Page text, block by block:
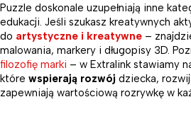
Puzzle doskonale uzupełniają inne
edukacji. Jeśli szukasz kreatywnych
do artystyczne i kreatywne –
malowania, markery i długopisy 3D.
filozofię marki – w Extralink stawiamy
które wspierają rozwój dziecka,
zapewniają wartościową rozrywkę w